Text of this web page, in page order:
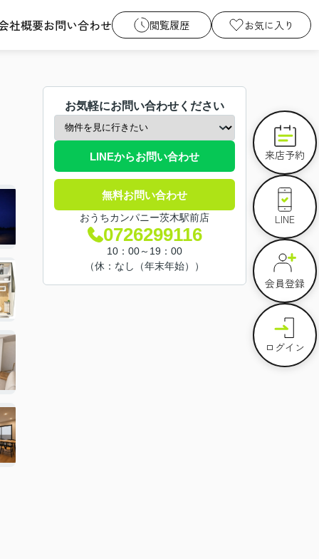
社概要お問い合わせ 閲覧履歴 お気に入り
お気軽にお問い合わせください
LINEからお問い合わせ
無料お問い合わせ
おうちカンパニー茨木駅前店
0726299116
10：00～19：00
（休：なし（年末年始））
来店予約
LINE
会員登録
ログイン